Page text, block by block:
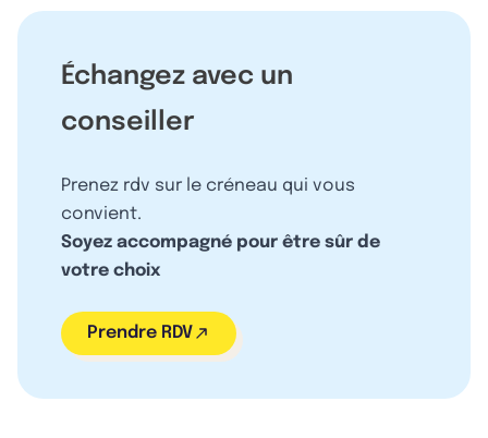
Échangez avec un
conseiller
Prenez rdv sur le créneau qui vous
convient.
Soyez accompagné pour être sûr de
votre choix
Prendre RDV